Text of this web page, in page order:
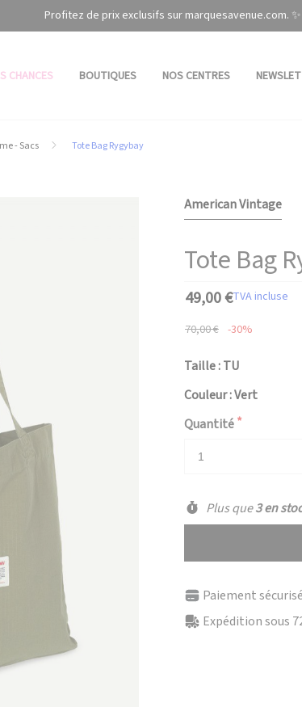
Profitez de prix exclusifs sur marquesavenue.com. ✨
CHANCES BOUTIQUES NOS CENTRES
- Sacs Tote Bag Rygybay
American Vintage
Tote Bag
49,00 €TVA incluse
70,00 € -30%
Taille : TU
Couleur : Vert
Quantité
Plus que3 en
Paiement sécurisé
Expédition sous